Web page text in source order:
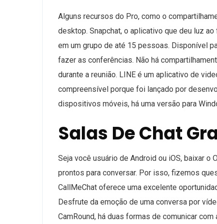
Alguns recursos do Pro, como o
desktop. Snapchat, o aplicativo que deu luz
em um grupo de até 15 pessoas. Disponível
fazer as conferências. Não há
durante a reunião. LINE é um aplicativo de
compreensível porque foi lançado por
dispositivos móveis, há uma versão para
Salas De Chat
Seja você usuário de Android ou iOS, baixar
prontos para conversar. Por isso, fizemos
CallMeChat oferece uma excelente
Desfrute da emoção de uma conversa por
CamRound, há duas formas de comunicar